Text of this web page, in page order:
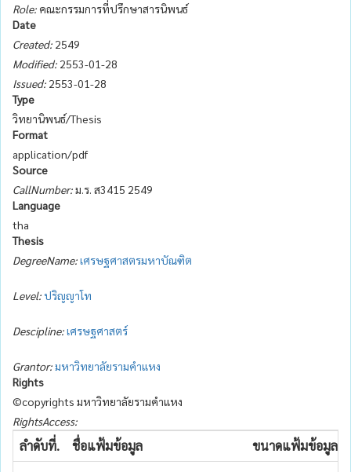
Role: คณะกรรมการที่ปรึกษาสารนิพนธ์
Date
Created: 2549
Modified: 2553-01-28
Issued: 2553-01-28
Type
วิทยานิพนธ์/Thesis
Format
application/pdf
Source
CallNumber:ม.ร. ส3415 2549
Language
tha
Thesis
DegreeName:เศรษฐศาสตรมหาบัณฑิต
Level:ปริญญาโท
Descipline:เศรษฐศาสตร์
Grantor:มหาวิทยาลัยรามคำแหง
Rights
©copyrights มหาวิทยาลัยรามคำแหง
RightsAccess:
ลำดับที่. ชื่อแฟ้มข้อมูล ขนาดแฟ้มข้อมูล